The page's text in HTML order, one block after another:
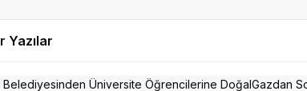
Yazılar